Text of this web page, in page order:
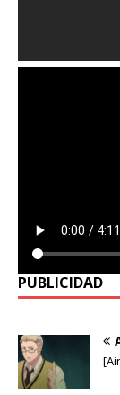
PUBLICIDAD